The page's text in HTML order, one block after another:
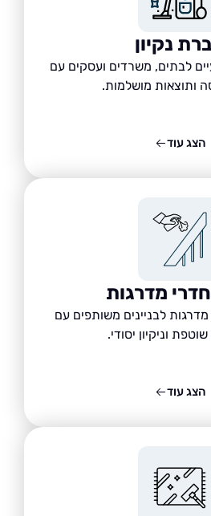
משרדים ועסקים עם
מושלמות.
מדרגות
לבניינים משותפים עם
יסודי.